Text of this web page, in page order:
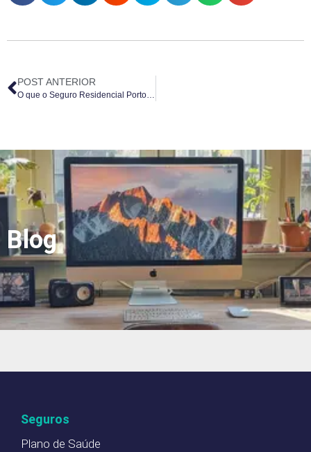
POST ANTERIOR
O que o Seguro Residencial Porto Seguro cobre em Jundiaí e região? Guia completo
Blog
Seguros
Plano de Saúde